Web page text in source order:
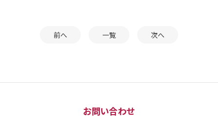
前へ 一覧 次へ
お問い合わせ